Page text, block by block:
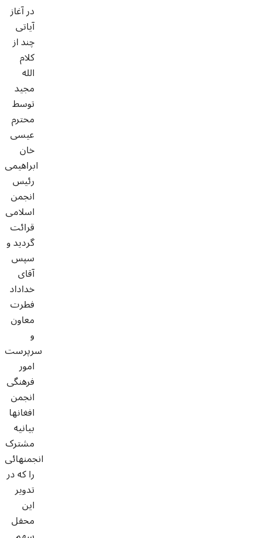
در آغاز
آیاتی
چند از
کلام
الله
مجید
توسط
محترم
عیسی
خان
ابراهیمی
رئیس
انجمن
اسلامی
قرائت
گردید و
سپس
آقای
خداداد
فطرت
معاون
و
سرپرست
امور
فرهنگی
انجمن
افغانها
بیانیه
مشترک
انجمنهائی
را که در
تدویر
این
محفل